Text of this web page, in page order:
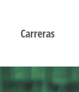
Carreras